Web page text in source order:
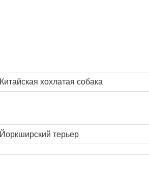
Китайская хохлатая собака
Йоркширский терьер